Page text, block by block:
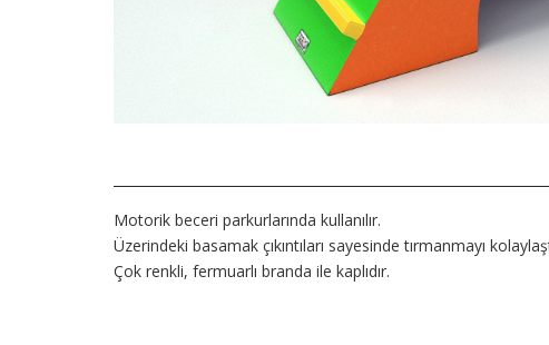
Motorik beceri parkurlarında kullanılır.
Üzerindeki basamak çıkıntıları sayesinde tırmanmayı
Çok renkli, fermuarlı branda ile kaplıdır.